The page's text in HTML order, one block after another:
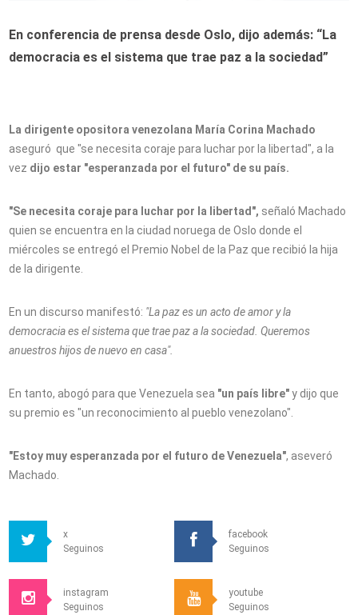
En conferencia de prensa desde Oslo, dijo además: “La
democracia es el sistema que trae paz a la sociedad”
La dirigente opositora venezolana María Corina Machado
aseguró que "se necesita coraje para luchar por la libertad", a la
vez dijo estar "esperanzada por el futuro" de su país.
"Se necesita coraje para luchar por la libertad", señaló Machado
quien se encuentra en la ciudad noruega de Oslo donde el
miércoles se entregó el Premio Nobel de la Paz que recibió la hija
de la dirigente.
En un discurso manifestó: "La paz es un acto de amor y la
democracia es el sistema que trae paz a la sociedad. Queremos
anuestros hijos de nuevo en casa".
En tanto, abogó para que Venezuela sea "un país libre"y dijo que
su premio es "un reconocimiento al pueblo venezolano".
"Estoy muy esperanzada por el futuro de Venezuela", aseveró
Machado.
x
Seguinos
facebook
Seguinos
instagram
Seguinos
youtube
Seguinos